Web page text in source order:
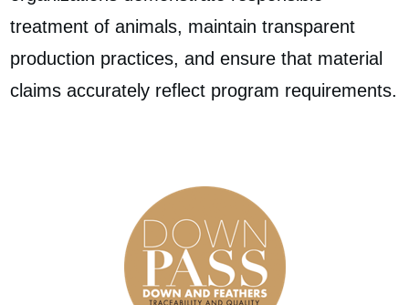
treatment of animals, maintain transparent
production practices, and ensure that material
claims accurately reflect program requirements.